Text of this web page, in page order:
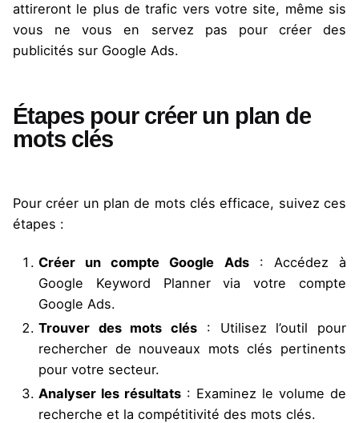
attireront le plus de trafic vers votre site, même sis
vous ne vous en servez pas pour créer des
publicités sur Google Ads.
Étapes pour créer un plan de
mots clés
Pour créer un plan de mots clés efficace, suivez ces
étapes :
Créer un compte Google Ads: Accédez à
Google Keyword Planner via votre compte
Google Ads.
Trouver des mots clés : Utilisez l’outil pour
rechercher de nouveaux mots clés pertinents
pour votre secteur.
Analyser les résultats : Examinez le volume de
recherche et la compétitivité des mots clés.